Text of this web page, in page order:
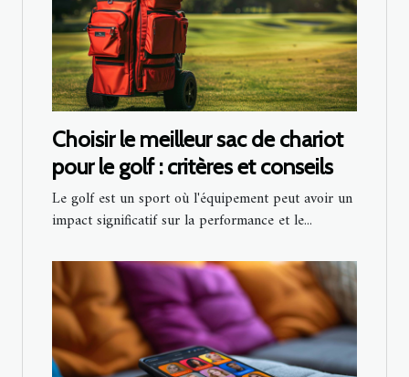
Choisir le meilleur sac de chariot
pour le golf : critères et conseils
Le golf est un sport où l'équipement peut avoir un
impact significatif sur la performance et le...